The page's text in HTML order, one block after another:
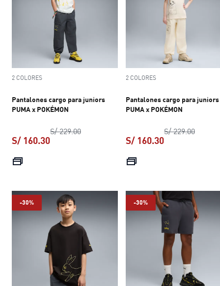
2 COLORES
Pantalones cargo para juniors
PUMA x POKÉMON
S/ 229.00precio original S/ 229.00
S/ 160.30
precio actual S/ 160.30
2 COLORES
Pantalones cargo para juniors
PUMA x POKÉMON
S/ 229.00precio
S/ 160.30
-30% -30%